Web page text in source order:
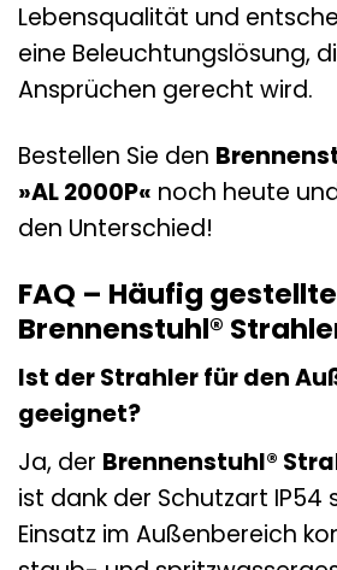
Lebensqualität und
eine Beleuchtungslösung,
Ansprüchen gerecht wird.
Bestellen Sie den
»AL 2000P« noch heute
den Unterschied!
FAQ – Häufig
Brennenstuhl®
Ist der Strahler für den
geeignet?
Ja, der Brennenstuhl®
ist dank der Schutzart IP54
Einsatz im Außenbereich